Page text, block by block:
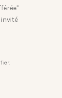
invité
.